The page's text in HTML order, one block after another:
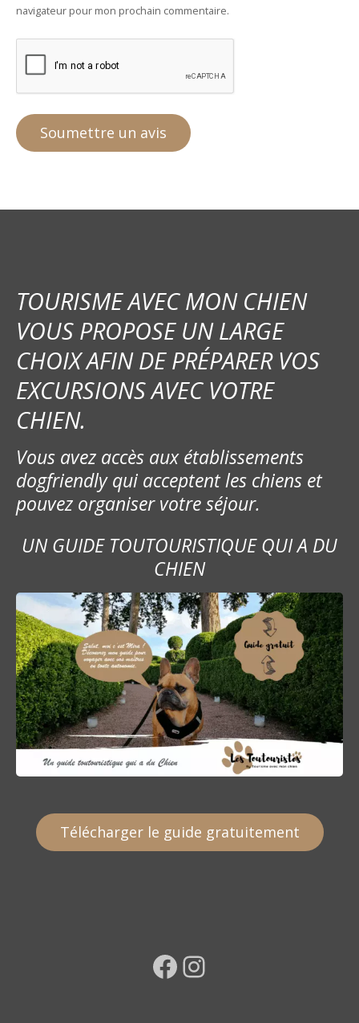
navigateur pour mon prochain commentaire.
TOURISME AVEC MON CHIEN
VOUS PROPOSE UN LARGE
CHOIX AFIN DE PRÉPARER VOS
EXCURSIONS AVEC VOTRE
CHIEN.
Vous avez accès aux établissements
dogfriendly qui acceptent les chiens et
pouvez organiser votre séjour.
UN GUIDE TOUTOURISTIQUE QUI A DU
CHIEN
Télécharger le guide gratuitement
Facebook Instagram